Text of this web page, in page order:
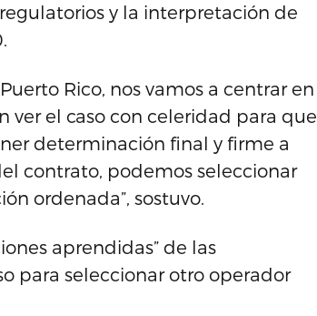
y la interpretación de
Rico, nos vamos a centrar en
ver el caso con celeridad para que
determinación final y firme a
contrato, podemos seleccionar
ordenada”, sostuvo.
aprendidas” de las
para seleccionar otro operador